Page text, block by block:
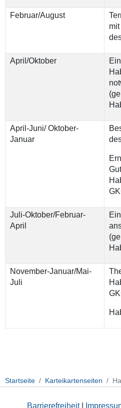
Februar/August
April/Oktober
April-Juni/ Oktober-
Januar
Juli-Oktober/Februar-
April
November-Januar/Mai-
Juli
Startseite Karteikartenseiten
Barrierefreiheit|